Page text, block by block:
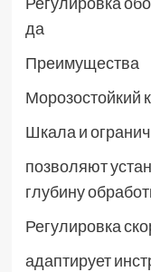
да
Преимущества
Морозостойкий
Шкала и
позволяют
глубину
Регулировка
адаптирует